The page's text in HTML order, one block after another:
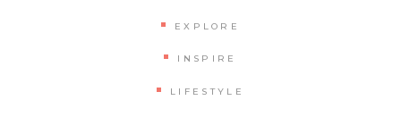
EXPLORE
INSPIRE
LIFESTYLE